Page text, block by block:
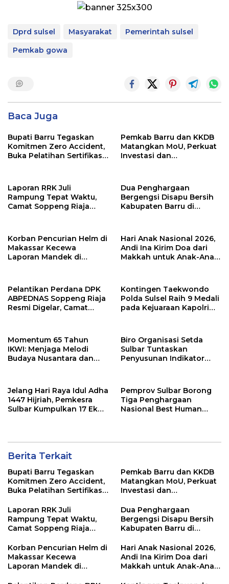
Dprd sulsel Masyarakat
Pemerintah sulsel
Pemkab gowa
Baca Juga
Bupati Barru Tegaskan
Komitmen Zero Accident,
Buka Pelatihan Sertifikasi
Pemkab Barru dan KKDB
Matangkan MoU, Perkuat
Investasi dan
Laporan RRK Juli
Rampung Tepat Waktu,
Camat Soppeng Riaja
Dua Penghargaan
Bergengsi Disapu Bersih
Kabupaten Barru di
Korban Pencurian Helm di
Makassar Kecewa
Laporan Mandek di
Hari Anak Nasional 2026,
Andi Ina Kirim Doa dari
Makkah untuk Anak-Anak
Pelantikan Perdana DPK
ABPEDNAS Soppeng Riaja
Resmi Digelar, Camat
Kontingen Taekwondo
Polda Sulsel Raih 9 Medali
pada Kejuaraan Kapolri
Momentum 65 Tahun
IKWI: Menjaga Melodi
Budaya Nusantara dan
Biro Organisasi Setda
Sulbar Tuntaskan
Penyusunan Indikator
Jelang Hari Raya Idul Adha
1447 Hijriah, Pemkesra
Sulbar Kumpulkan 17 Ekor
Pemprov Sulbar Borong
Tiga Penghargaan
Nasional Best Human
Berita Terkait
Bupati Barru Tegaskan
Komitmen Zero Accident,
Buka Pelatihan Sertifikasi
Pemkab Barru dan KKDB
Matangkan MoU, Perkuat
Investasi dan
Laporan RRK Juli
Rampung Tepat Waktu,
Camat Soppeng Riaja
dan Kelurahan
Dua Penghargaan
Bergengsi Disapu Bersih
Kabupaten Barru di
Korban Pencurian Helm di
Makassar Kecewa
Laporan Mandek di
Hari Anak Nasional 2026,
Andi Ina Kirim Doa dari
Makkah untuk Anak-Anak